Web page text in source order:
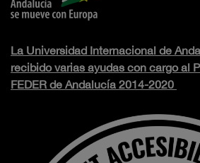
La Universidad Internacional de
recibido varias ayudas con cargo al
FEDER de Andalucía 2014-2020